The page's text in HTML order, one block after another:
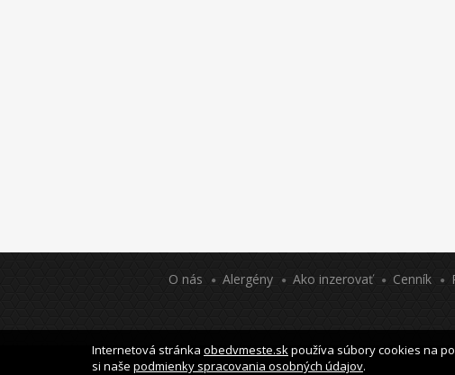
O nás Alergény Ako inzerovať Cenník
Internetová stránka obedvmeste.skpoužíva súbory cookies na
si naše podmienky spracovania osobných údajov.